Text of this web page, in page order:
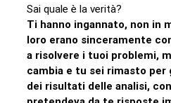
Sai quale è la verità?
Ti hanno ingannato, non in
loro erano sinceramente
a risolvere i tuoi problemi,
cambia e tu sei rimasto
dei risultati delle analisi,